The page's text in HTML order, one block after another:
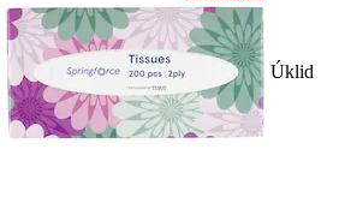
Úklid